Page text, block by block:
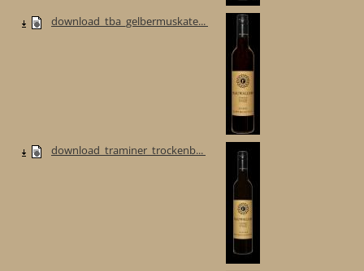
download_tba_gelbermuskate...
download_traminer_trockenb...